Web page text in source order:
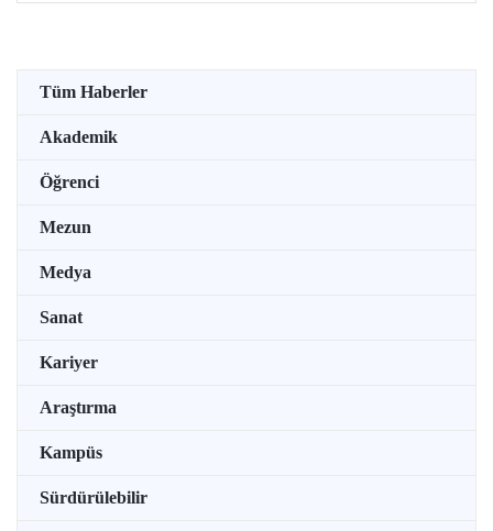
Tüm Haberler
Akademik
Öğrenci
Mezun
Medya
Sanat
Kariyer
Araştırma
Kampüs
Sürdürülebilir